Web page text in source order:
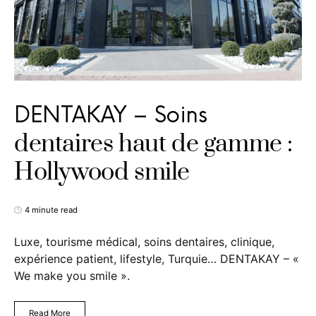
DENTAKAY – Soins
dentaires haut de gamme :
Hollywood smile
4 minute read
Luxe, tourisme médical, soins dentaires, clinique,
expérience patient, lifestyle, Turquie… DENTAKAY – «
We make you smile ».
Read More